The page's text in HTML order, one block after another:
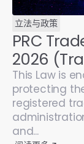
立法与政策
PRC
2026
This Law is
protecting
registered
and...